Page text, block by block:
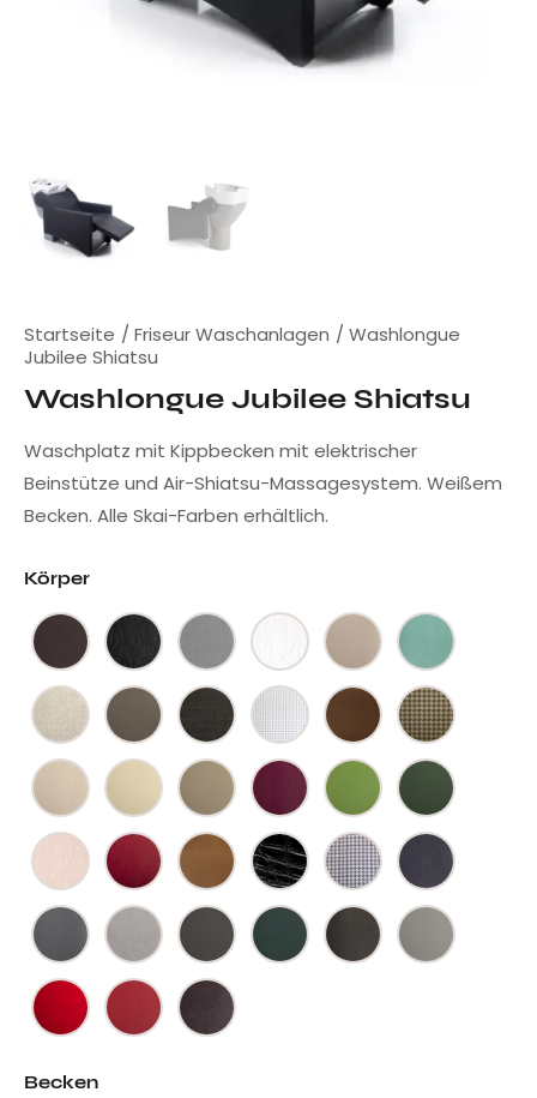
Startseite Friseur Waschanlagen
Washlongue
Jubilee Shiatsu
Washlongue Jubilee Shiatsu
Waschplatz mit Kippbecken mit elektrischer
Beinstütze und Air-Shiatsu-Massagesystem. Weißem
Becken. Alle Skai-Farben erhältlich.
Körper
Becken